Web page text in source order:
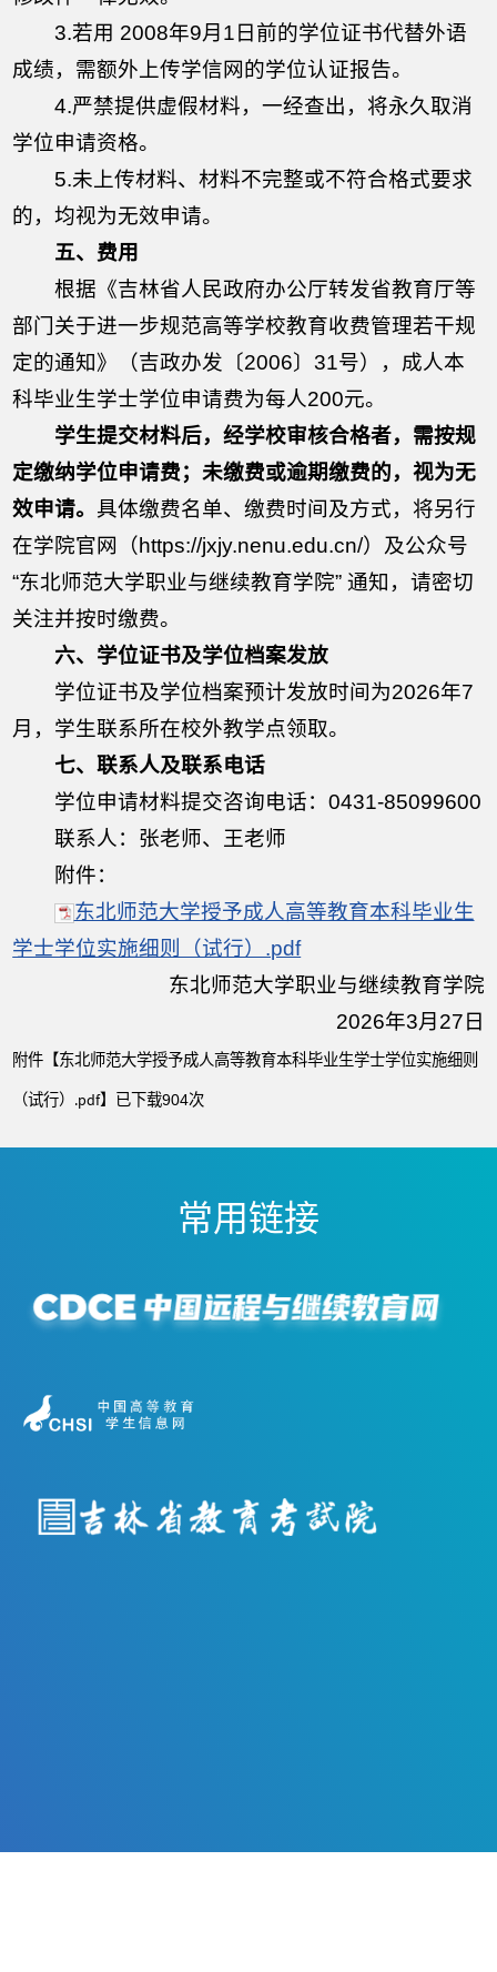
3.若用 2008年9月1日前的学位证书代替外语
成绩，需额外上传学信网的学位认证报告。
4.严禁提供虚假材料，一经查出，将永久取消
学位申请资格。
5.未上传材料、材料不完整或不符合格式要求
的，均视为无效申请。
五、费用
根据《吉林省人民政府办公厅转发省教育厅等
部门关于进一步规范高等学校教育收费管理若干规
定的通知》（吉政办发〔2006〕31号），成人本
科毕业生学士学位申请费为每人200元。
学生提交材料后，经学校审核合格者，需按规
定缴纳学位申请费；未缴费或逾期缴费的，视为无
效申请。 具体缴费名单、缴费时间及方式，将另行
在学院官网（https://jxjy.nenu.edu.cn/）及公众号
“东北师范大学职业与继续教育学院” 通知，请密切
关注并按时缴费。
六、学位证书及学位档案发放
学位证书及学位档案预计发放时间为2026年7
月，学生联系所在校外教学点领取。
七、联系人及联系电话
学位申请材料提交咨询电话：0431-85099600
联系人：张老师、王老师
附件：
东北师范大学授予成人高等教育本科毕业生
学士学位实施细则（试行）.pdf
东北师范大学职业与继续教育学院
2026年3月27日
附件【东北师范大学授予成人高等教育本科毕业生学士学位实施细则
（试行）.pdf】已下载904次
常用链接